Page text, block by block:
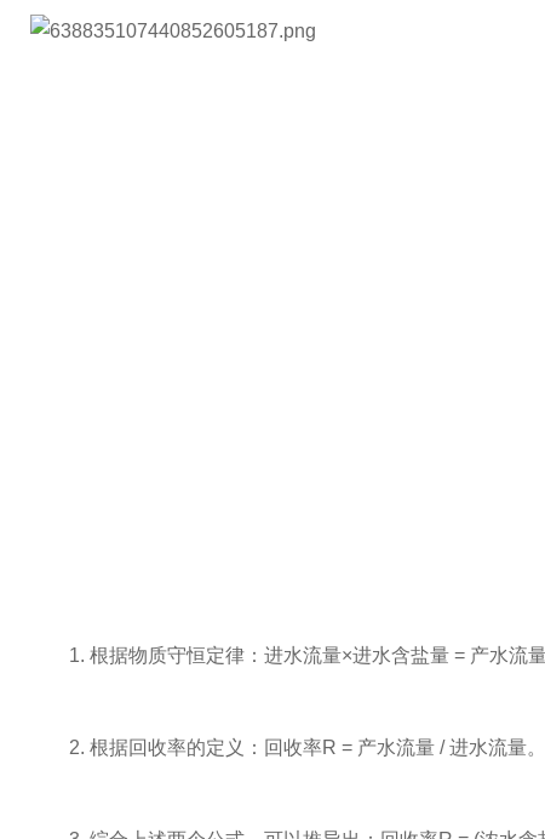
1. 根据物质守恒定律：进水流量×进水含盐量 = 产水流量
2. 根据回收率的定义：回收率R = 产水流量 / 进水流量。